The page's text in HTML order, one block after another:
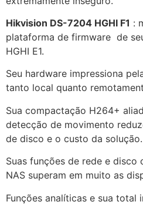
Hikvision DS-7204 HGHI F1 :
plataforma de firmware de
HGHI E1.
Seu hardware impressiona
tanto local quanto
Sua compactação H264+
detecção de movimento
de disco e o custo da solução.
Suas funções de rede e disco
NAS superam em muito as
Funções analíticas e sua total